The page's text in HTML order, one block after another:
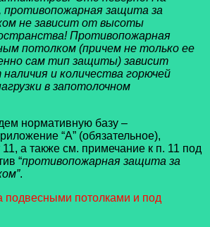
противопожарная защита за
не зависит от высоты
Противопожарная
потолком (причем не только ее
сам тип защиты) зависит
и количества горючей
в запотолочном
нормативную базу –
“А” (обязательное),
11, а также см. примечание к п. 11 под
“противопожарная защита за
.
подвесными потолками и под